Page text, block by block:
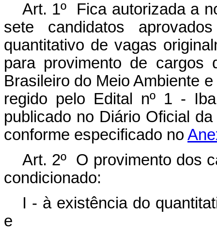
Art. 1º Fica autorizada a
sete candidatos
quantitativo de vagas
para provimento de cargos
Brasileiro do Meio Ambiente
regido pelo Edital nº 1 -
publicado no Diário Oficial
conforme especificado no
Art. 2º O provimento dos
condicionado:
I - à existência do
e